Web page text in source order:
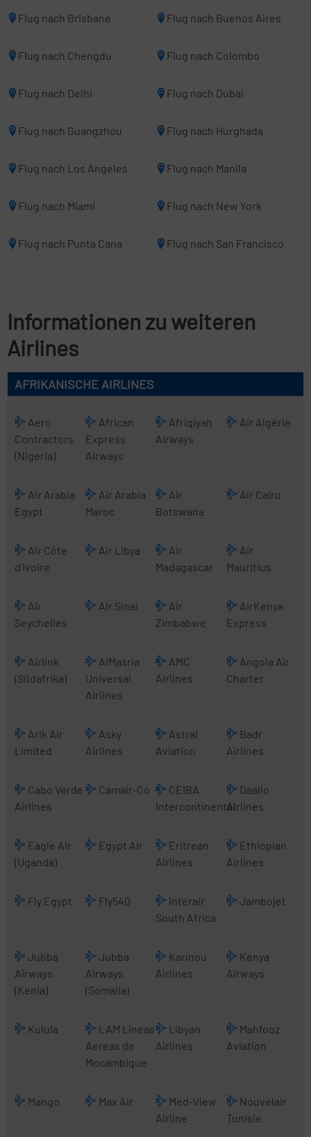
Flug nach Brisbane Flug nach Buenos Aires
Flug nach Chengdu Flug nach Colombo
Flug nach Delhi Flug nach Dubai
Flug nach Guangzhou Flug nach Hurghada
Flug nach Los Angeles Flug nach Manila
Flug nach Miami Flug nach New York
Flug nach Punta Cana Flug nach San Francisco
Informationen zu weiteren
Airlines
AFRIKANISCHE AIRLINES
Aero
Contractors
(Nigeria)
African
Express
Airways
Afriqiyah
Airways
Air Algérie
Air Arabia
Egypt
Air Arabia
Maroc
Air
Botswana
Air Cairo
Air Côte
d’Ivoire
Air Libya
Air
Madagascar
Air
Mauritius
Air
Seychelles
Air Sinai
Air
Zimbabwe
AirKenya
Express
Airlink
(Südafrika)
AlMasria
Universal
Airlines
AMC
Airlines
Angola Air
Charter
Arik Air
Limited
Asky
Airlines
Astral
Aviation
Badr
Airlines
Cabo Verde
Airlines
Camair-Co
CEIBA
Intercontinental
Daallo
Airlines
Eagle Air
(Uganda)
Egypt Air
Eritrean
Airlines
Ethiopian
Airlines
Fly Egypt Fly540
Interair
South Africa
Jambojet
Jubba
Airways
(Kenia)
Jubba
Airways
(Somalia)
Karinou
Airlines
Kenya
Airways
Kulula
LAM Lineas
Aereas de
Mocambique
Libyan
Airlines
Mahfooz
Aviation
Mango Max Air
Med-View
Airline
Nouvelair
Tunisie